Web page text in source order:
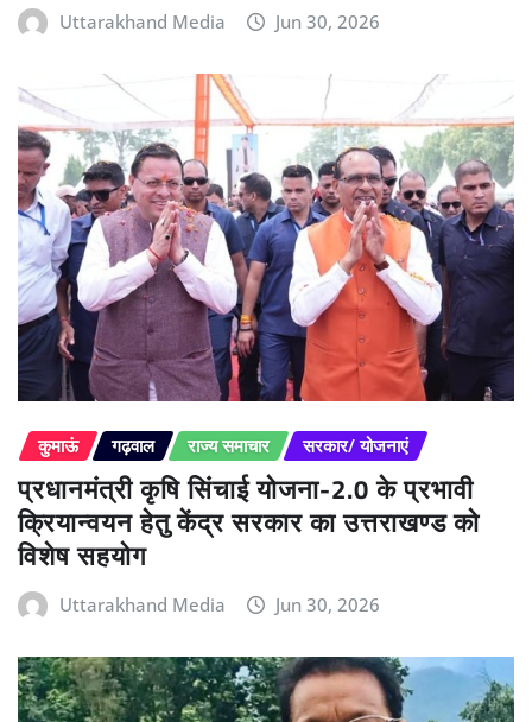
Uttarakhand Media Jun 30, 2026
कुमाऊं गढ़वाल राज्य समाचार सरकार/ योजनाएं
प्रधानमंत्री कृषि सिंचाई योजना-2.0 के प्रभावी
क्रियान्वयन हेतु केंद्र सरकार का उत्तराखण्ड को
विशेष सहयोग
Uttarakhand Media Jun 30, 2026